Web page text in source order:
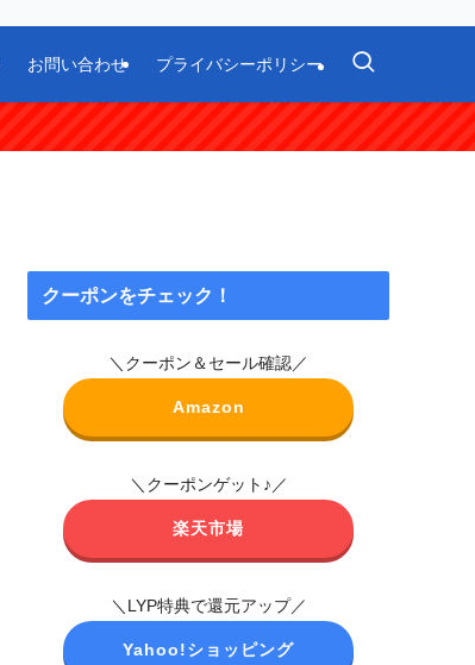
お問い合わせ プライバシーポリシー
クーポンをチェック！
＼クーポン＆セール確認／
Amazon
＼クーポンゲット♪／
楽天市場
＼LYP特典で還元アップ／
Yahoo!ショッピング